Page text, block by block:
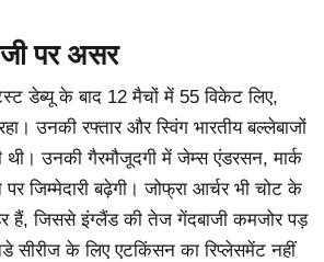
पर असर
डेब्यू के बाद 12 मैचों में 55 विकेट लिए,
उनकी रफ्तार और स्विंग भारतीय बल्लेबाजों
उनकी गैरमौजूदगी में जेम्स एंडरसन, मार्क
जिम्मेदारी बढ़ेगी। जोफ्रा आर्चर भी चोट के
हैं, जिससे इंग्लैंड की तेज गेंदबाजी कमजोर पड़
के लिए एटकिंसन का रिप्लेसमेंट नहीं